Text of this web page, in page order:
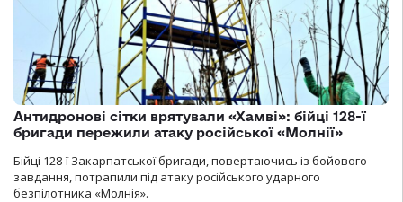
Антидронові сітки врятували «Хамві»: бійці 128-ї
бригади пережили атаку російської «Молнії»
Бійці 128-ї Закарпатської бригади, повертаючись із бойового
завдання, потрапили під атаку російського ударного
безпілотника «Молнія».